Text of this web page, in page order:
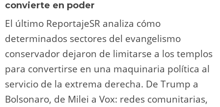
convierte en poder
El último ReportajeSR analiza cómo
determinados sectores del evangelismo
conservador dejaron de limitarse a los templos
para convertirse en una maquinaria política al
servicio de la extrema derecha. De Trump a
Bolsonaro, de Milei a Vox: redes comunitarias,